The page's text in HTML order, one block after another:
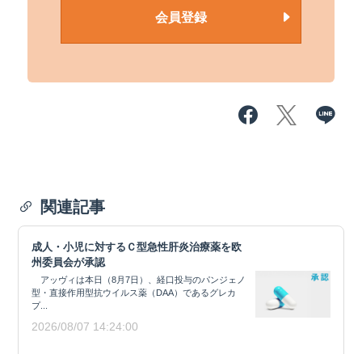
会員登録
関連記事
成人・小児に対するＣ型急性肝炎治療薬を欧
州委員会が承認
アッヴィは本日（8月7日）、経口投与のパンジェノ
型・直接作用型抗ウイルス薬（DAA）であるグレカ
プ...
2026/08/07 14:24:00